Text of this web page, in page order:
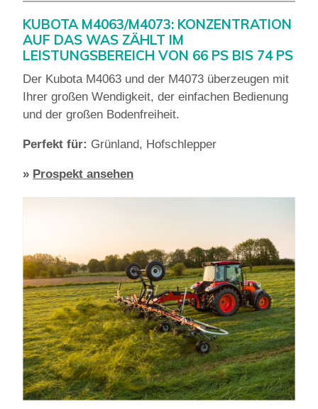
KUBOTA M4063/M4073: KONZENTRATION
AUF DAS WAS ZÄHLT IM
LEISTUNGSBEREICH VON 66 PS BIS 74 PS
Der Kubota M4063 und der M4073 überzeugen mit
Ihrer großen Wendigkeit, der einfachen Bedienung
und der großen Bodenfreiheit.
Perfekt für: Grünland, Hofschlepper
» Prospekt ansehen